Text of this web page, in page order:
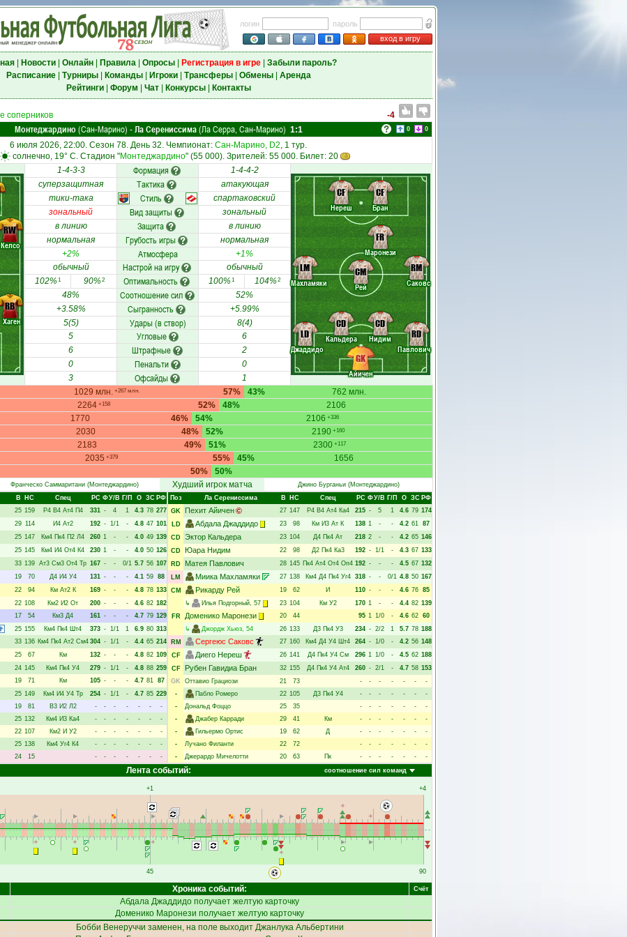
логин
пароль
вход в игру
| Новости| Онлайн| Правила| Опросы| Регистрация в игре| Забыли пароль?
Расписание| Турниры| Команды| Игроки| Трансферы| Обмены| Аренда
Рейтинги| Форум Чат| Конкурсы| Контакты
соперников -4
Монтеджардино (Сан-Марино) - Ла Серениссима(Ла Серра, Сан-Марино) 1:1 0 0
6 июля 2026, 22:00. Сезон 78. День 32. Чемпионат: Сан-Марино, D2, 1 тур.
солнечно, 19° C. Стадион "Монтеджардино" (55 000). Зрителей: 55 000. Билет: 20
Хаген
Келсо
RB
RW
1-4-3-3 Формация 1-4-4-2
Айичен
Джаддидо
Кальдера
Нидим
Павлович
Махламяки Рей
Маронези
Саковс
Нереш Бран
GK
LD
CD
CD
RD
LM CM
FR
RM
CF CF
суперзащитная Тактика
атакующая
тики-така
Стиль
спартаковский
зональный
Вид защиты
зональный
в линию
Защита
в линию
нормальная
Грубость игры
нормальная
+2%
Атмосфера
+1%
обычный
Настрой на игру
обычный
102%1 90%2 Оптимальность 100%1 104%2
48% Соотношение сил
52%
+3.58%
Сыгранность
+5.99%
5(5)
Удары (в створ)
8(4)
5
Угловые
6
6
Штрафные
2
0
Пенальти
0
3
Офсайды
1
1029 млн. +267 млн. 57% 762 млн.
43%
2264 +158 52% 2106
48%
1770 46% 2106 +336
54%
2030 48% 2190 +160
52%
2183 49% 2300 +117
51%
2035 +379 55% 1656
45%
50%
50%
Франческо Саммаритани (Монтеджардино) Худший игрок матча Джино Бурганьи(Монтеджардино)
В НC Спец РC ФУ/В Г/П О ЗС РФ
25 159 Р4 В4 Ат4 П4 331 - 4 1 4.3 78 277
29 114 И4 Ат2 192 - 1/1 - 4.8 47 101
25 147 Км4 Пк4 П2 Л4 260 1 - - 4.0 49 139
25 145 Км4 И4 От4 К4 230 1 - - 4.0 50 126
33 139 Ат3 См3 От4 Тр 167 - - 0/1 5.7 56 107
19 70 Д4 И4 У4 131 - - - 4.1 59 88
22 94 Км Ат2 К 169 - - - 4.8 78 133
22 108 Км2 И2 От 200 - - - 4.6 82 182
17 54 Км3 Д4 161 - - - 4.7 79 129
25 155 Км4 Пк4 Шт4 373 - 1/1 1 6.9 80 313
33 136 Км4 Пк4 Ат2 См4 304 - 1/1 - 4.4 65 214
25 67 Км 132 - - - 4.8 82 109
24 145 Км4 Пк4 У4 279 - 1/1 - 4.8 88 259
19 71 Км 105 - - - 4.7 81 87
25 149 Км4 И4 У4 Тр 254 - 1/1 - 4.7 85 229
19 81 В3 И2 Л2 - - - - - -
-
25 132 Км4 И3 Ка4 - - - - - -
-
22 107 Км2 И У2 - - - - - -
-
25 138 Км4 Уг4 К4 - - - - - -
-
24 15 - - - - - - -
Поз Ла Серениссима В НC Спец РC ФУ/В Г/П О ЗС РФ
GK Пехит Айичен 27 147 Р4 В4 Ат4 Ка4 215 - 5 1 4.6 79 174
LD
Абдала Джаддидо 23 98 Км И3 Ат К 138 1 - - 4.2 61 87
CD Эктор Кальдера 23 104 Д4 Пк4 Ат 218 2 - - 4.2 65 146
CD Юара Нидим 22 98 Д2 Пк4 Ка3 192 - 1/1 - 4.3 67 133
RD
Матея Павлович 28 145 Пк4 Ат4 От4 Оп4 192 - - - 4.5 67 132
LM
Миика Махламяки 27 138 Км4 Д4 Пк4 Уг4 318 - - 0/1 4.8 50 167
CM
Рикарду Рей 19 62 И 110 - - - 4.6 76 85
↳
Илья Подгорный, 57 23 104 Км У2 170 1 - - 4.4 82 139
FR
Доменико Маронези 20 44 95 1 1/0 - 4.6 62 60
↳
Джордж Хьюз, 54 26 133 Д3 Пк4 У3 234 - 2/2 1 5.7 78 188
RM
Сергеюс Саковс 27 160 Км4 Д4 У4 Шт4 264 - 1/0 - 4.2 56 148
CF
Диего Нереш 26 141 Д4 Пк4 У4 См 296 1 1/0 - 4.5 62 188
CF
Рубен Гавидиа Бран 32 155 Д4 Пк4 У4 Ат4 260 - 2/1 - 4.7 58 153
GK
Оттавио Грациози 21 73 - - - - - -
-
-
Пабло Ромеро 22 105 Д3 Пк4 У4 - - - - - -
-
-
Дональд Фоццо 25 35 - - - - - -
-
-
Джабер Карради 29 41 Км - - - - - -
-
-
Гильермо Ортис 19 62 Д - - - - - -
-
-
Лучано Филанти 22 72 - - - - - -
-
-
Джерардо Мичелотти 20 63 Пк - - - - - -
-
соотношение сил команд
Лента событий:
+1
45
+4
90
Хроника событий: Счёт
Абдала Джаддидо получает желтую карточку
Доменико Маронези получает желтую карточку
Бобби Венеруччи заменен, на поле выходит Джанлука Альбертини